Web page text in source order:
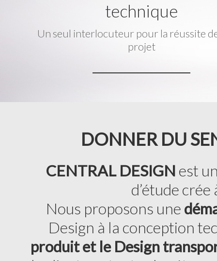
technique
Un seul interlocuteur pour la réussite
projet
DONNER DU
CENTRAL DESIGN est
d’étude
Nous proposons une
Design à la conception
produit et le Design